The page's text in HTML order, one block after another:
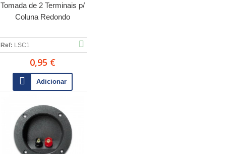
Tomada de 2 Terminais p/
Coluna Redondo
Ref: LSC1
0,95 €
Adicionar